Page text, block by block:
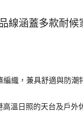
線涵蓋多款耐
織，兼具舒適與防潮
溫日照的天台及戶外